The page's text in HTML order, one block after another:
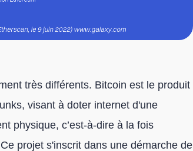
très différents. Bitcoin est le produit
visant à doter internet d'une
physique, c’est-à-dire à la fois
projet s'inscrit dans une démarche de